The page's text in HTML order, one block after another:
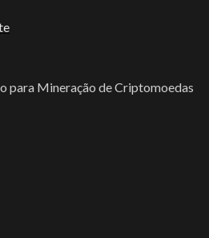
para Mineração de Criptomoedas